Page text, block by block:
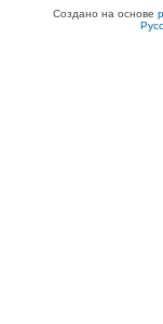
Создано на основе